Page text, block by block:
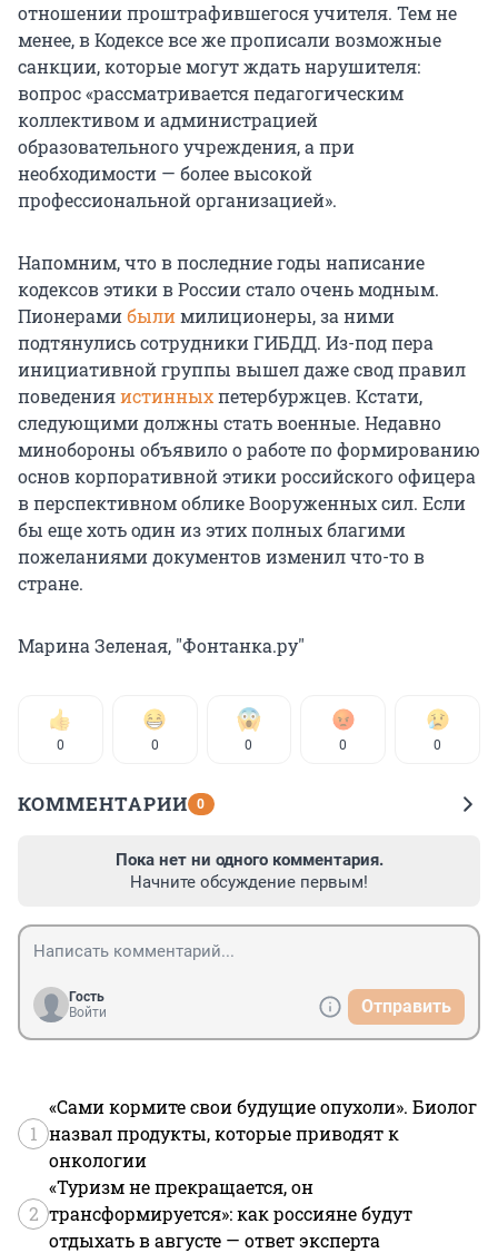
отношении проштрафившегося учителя. Тем не
менее, в Кодексе все же прописали возможные
санкции, которые могут ждать нарушителя:
вопрос «рассматривается педагогическим
коллективом и администрацией
образовательного учреждения, а при
необходимости — более высокой
профессиональной организацией».
Напомним, что в последние годы написание
кодексов этики в России стало очень модным.
Пионерамибылимилиционеры, за ними
подтянулись сотрудники ГИБДД. Из-под пера
инициативной группы вышел даже свод правил
поведенияистинныхпетербуржцев. Кстати,
следующими должны стать военные. Недавно
минобороны объявило о работе по формированию
основ корпоративной этики российского офицера
в перспективном облике Вооруженных сил. Если
бы еще хоть один из этих полных благими
пожеланиями документов изменил что-то в
стране.
Марина Зеленая, "Фонтанка.ру"
0 0 0 0 0
КОММЕНТАРИИ 0
Пока нет ни одного комментария.
Начните обсуждение первым!
Гость
Войти
Отправить
1
«Сами кормите свои будущие опухоли». Биолог
назвал продукты, которые приводят к
онкологии
2
«Туризм не прекращается, он
трансформируется»: как россияне будут
отдыхать в августе — ответ эксперта